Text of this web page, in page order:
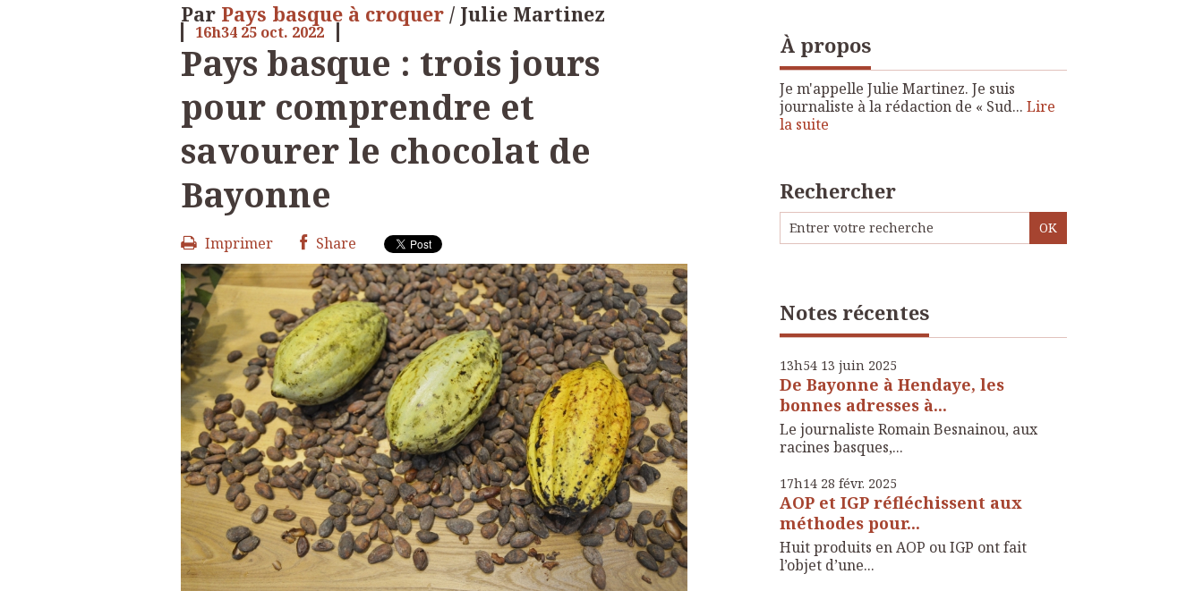
Par Pays basque à croquer / Julie Martinez
16h34 25 oct. 2022
Pays basque : trois jours
pour comprendre et
savourer le chocolat de
Bayonne
Imprimer Share
À propos
Je m'appelle Julie Martinez. Je suis
journaliste à la rédaction de « Sud... Lire
la suite
Rechercher
Notes récentes
13h54 13 juin 2025
De Bayonne à Hendaye, les
bonnes adresses à...
Le journaliste Romain Besnainou, aux
racines basques,...
17h14 28 févr. 2025
AOP et IGP réfléchissent aux
méthodes pour...
Huit produits en AOP ou IGP ont fait
l’objet d’une...